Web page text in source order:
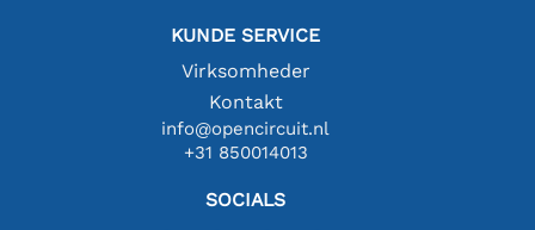
KUNDE SERVICE
Virksomheder
Kontakt
info@opencircuit.nl
+31 850014013
SOCIALS